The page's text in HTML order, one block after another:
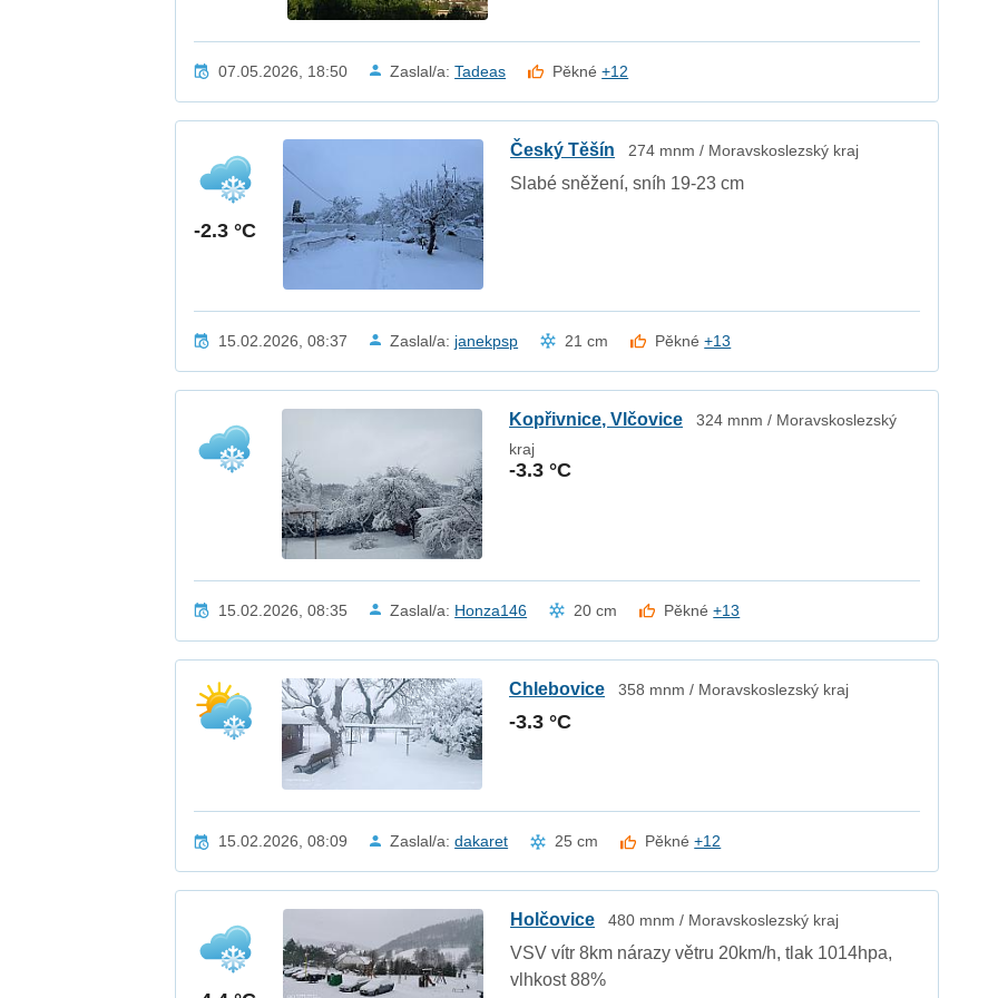
07.05.2026, 18:50 Zaslal/a:Tadeas Pěkné+12
-2.3 °C
Český Těšín 274 mnm / Moravskoslezský kraj
Slabé sněžení, sníh 19-23 cm
15.02.2026, 08:37 Zaslal/a: janekpsp 21 cm Pěkné+13
Kopřivnice, Vlčovice
324 mnm / Moravskoslezský
kraj
-3.3 °C
15.02.2026, 08:35 Zaslal/a: Honza146 20 cm Pěkné+13
Chlebovice 358 mnm / Moravskoslezský kraj
-3.3 °C
15.02.2026, 08:09 Zaslal/a:dakaret 25 cm Pěkné+12
Holčovice 480 mnm / Moravskoslezský kraj
VSV vítr 8km nárazy větru 20km/h, tlak 1014hpa,
vlhkost 88%